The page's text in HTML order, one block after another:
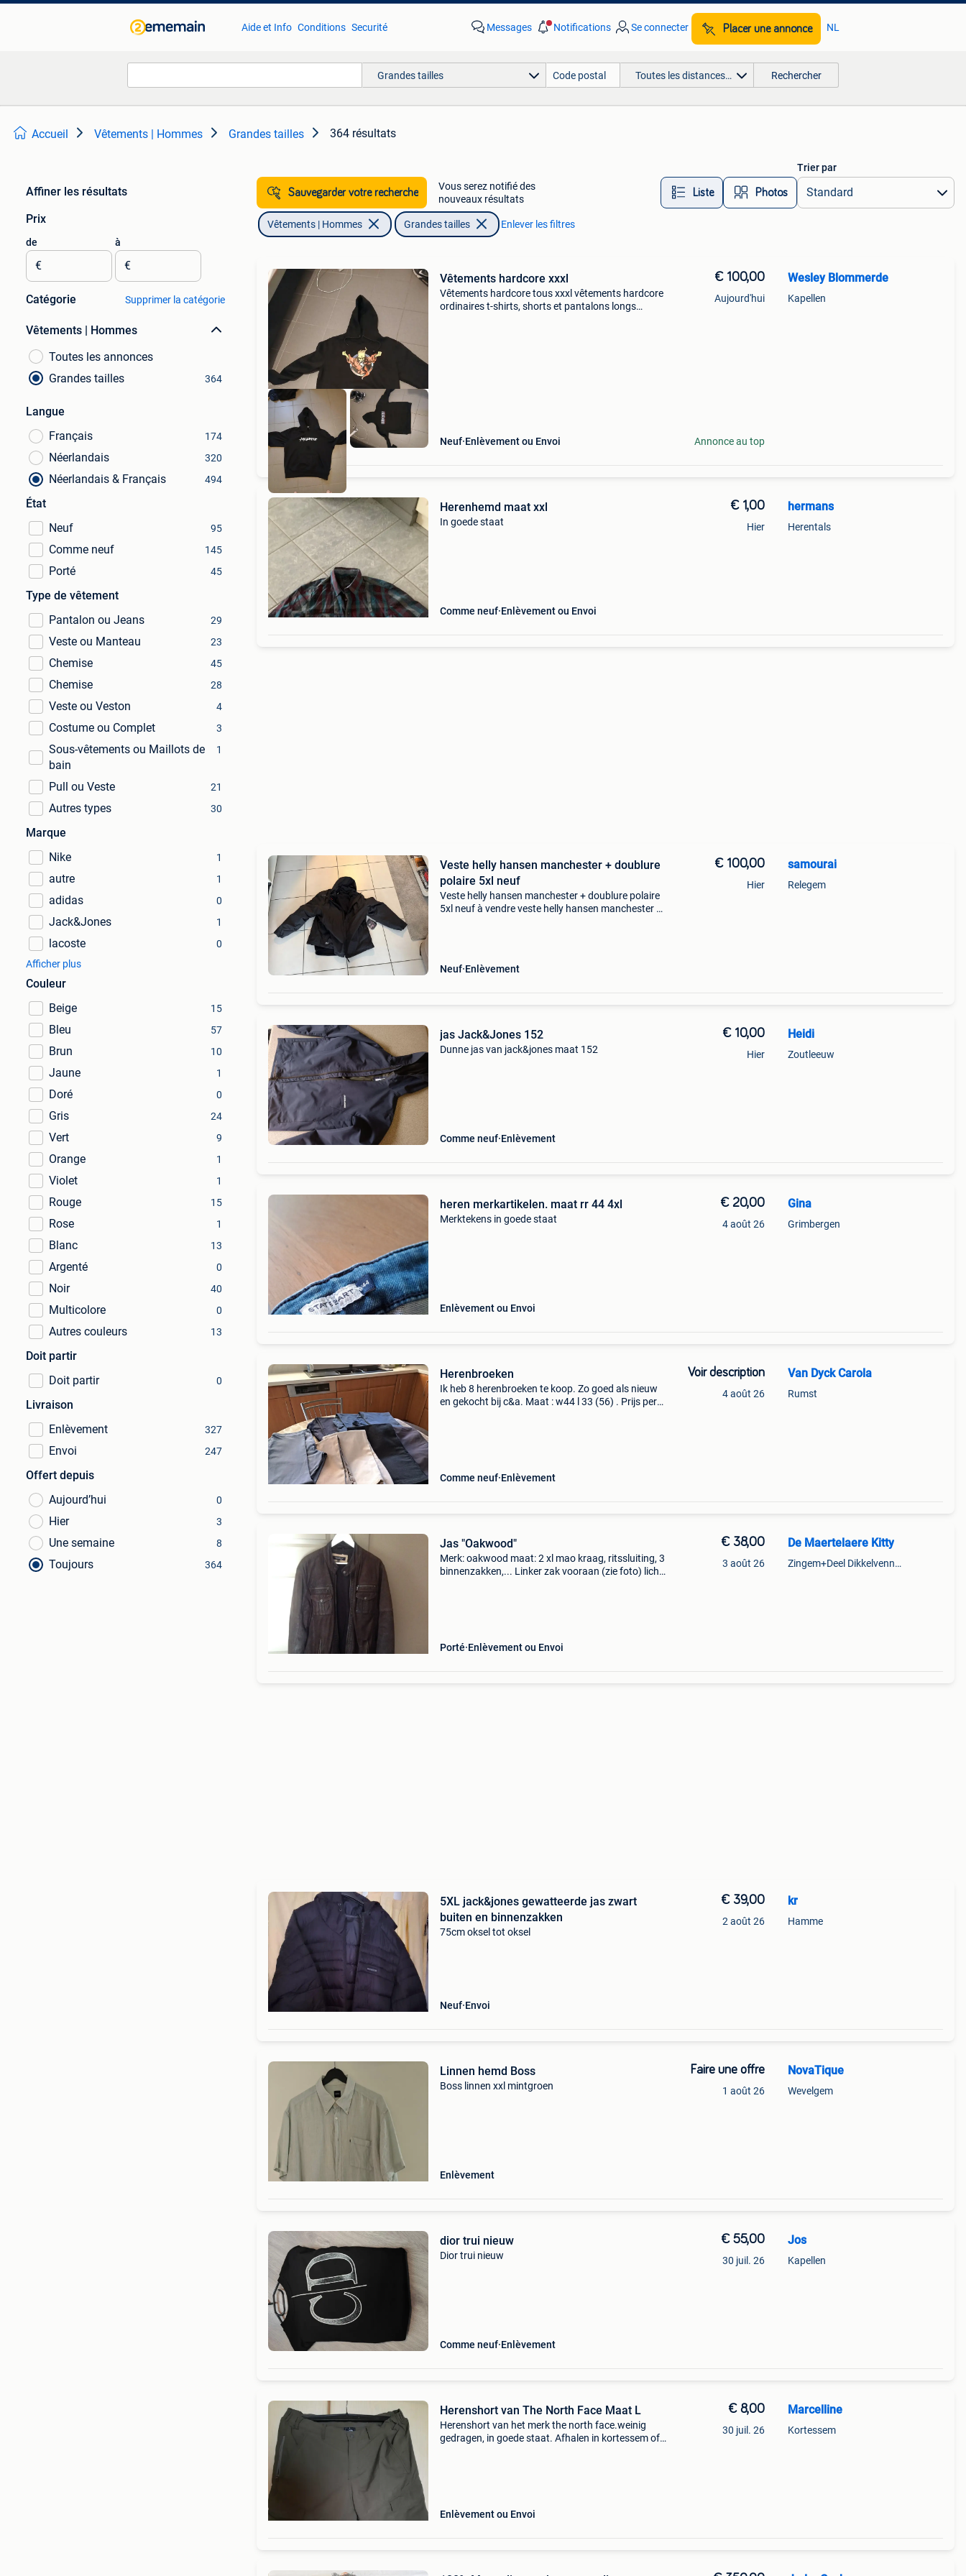
Aide et Info Conditions Securité Messages Notifications Se connecter Placer une annonce NL
Grandes tailles Toutes les distances… Rechercher
Accueil Vêtements | Hommes Grandes tailles 364 résultats
Affiner les résultats
Prix
de
€
à
€
Catégorie Supprimer la catégorie
Vêtements | Hommes
Toutes les annonces
Grandes tailles
364
Langue
Français
174
Néerlandais 320
Néerlandais & Français 494
État
Neuf
95
Comme neuf 145
Porté 45
Type de vêtement
Pantalon ou Jeans
29
Veste ou Manteau 23
Chemise 45
Chemise 28
Veste ou Veston 4
Costume ou Complet 3
Sous-vêtements ou Maillots de
bain
1
Pull ou Veste 21
Autres types 30
Marque
Nike
1
autre 1
adidas 0
Jack&Jones 1
lacoste
0
Afficher plus
Couleur
Beige
15
Bleu 57
Brun 10
Jaune 1
Doré 0
Gris 24
Vert 9
Orange 1
Violet 1
Rouge 15
Rose 1
Blanc 13
Argenté 0
Noir 40
Multicolore 0
Autres couleurs 13
Doit partir
Doit partir
0
Livraison
Enlèvement
327
Envoi 247
Offert depuis
Aujourd’hui
0
Hier 3
Une semaine 8
Toujours 364
Sauvegarder votre recherche
Vous serez notifié des
nouveaux résultats
Liste Photos
Trier par
Vêtements | Hommes Grandes tailles Enlever les filtres
Vêtements hardcore xxxl
Vêtements hardcore tous xxxl vêtements hardcore
ordinaires t-shirts, shorts et pantalons longs
Neuf Enlèvement ou Envoi
€ 100,00
Aujourd'hui
Annonce au top
Wesley Blommerde
Kapellen
Herenhemd maat xxl
In goede staat
Comme neuf Enlèvement ou Envoi
€ 1,00
Hier
hermans
Herentals
Veste helly hansen manchester + doublure
polaire 5xl neuf
Veste helly hansen manchester + doublure polaire
5xl neuf à vendre veste helly hansen manchester 5
Neuf Enlèvement
€ 100,00
Hier
samourai
Relegem
jas Jack&Jones 152
Dunne jas van jack&jones maat 152
Comme neuf Enlèvement
€ 10,00
Hier
Heidi
Zoutleeuw
heren merkartikelen. maat rr 44 4xl
Merktekens in goede staat
Enlèvement ou Envoi
€ 20,00
4 août 26
Gina
Grimbergen
Herenbroeken
Ik heb 8 herenbroeken te koop. Zo goed als nieuw
en gekocht bij c&a. Maat : w44 l 33 (56) . Prijs per
Comme neuf Enlèvement
Voir description
4 août 26
Van Dyck Carola
Rumst
Jas "Oakwood"
Merk: oakwood maat: 2 xl mao kraag, ritssluiting, 3
binnenzakken,... Linker zak vooraan (zie foto) licht
Porté Enlèvement ou Envoi
€ 38,00
3 août 26
De Maertelaere Kitty
Zingem+Deel Dikkelvenne En Nederzwalm-Hermelgem
5XL jack&jones gewatteerde jas zwart
buiten en binnenzakken
75cm oksel tot oksel
Neuf Envoi
€ 39,00
2 août 26
kr
Hamme
Linnen hemd Boss
Boss linnen xxl mintgroen
Enlèvement
Faire une offre
1 août 26
NovaTique
Wevelgem
dior trui nieuw
Dior trui nieuw
Comme neuf Enlèvement
€ 55,00
30 juil. 26
Jos
Kapellen
Herenshort van The North Face Maat L
Herenshort van het merk the north face.weinig
gedragen, in goede staat. Afhalen in kortessem of
Enlèvement ou Envoi
€ 8,00
30 juil. 26
Marcelline
Kortessem